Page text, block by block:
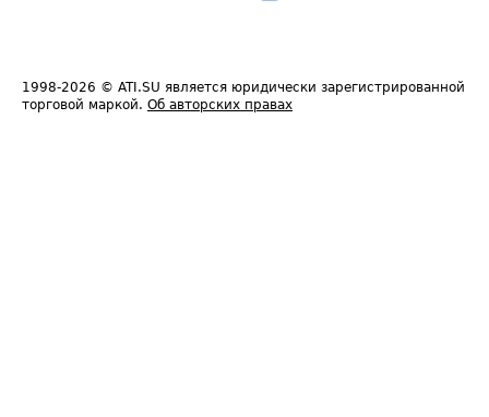
1998-2026 © ATI.SU является юридически зарегистрированной
торговой маркой. Об авторских правах